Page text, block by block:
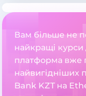
Вам більше не
найкращі
платформа вже
найвигідніших
Bank KZT на